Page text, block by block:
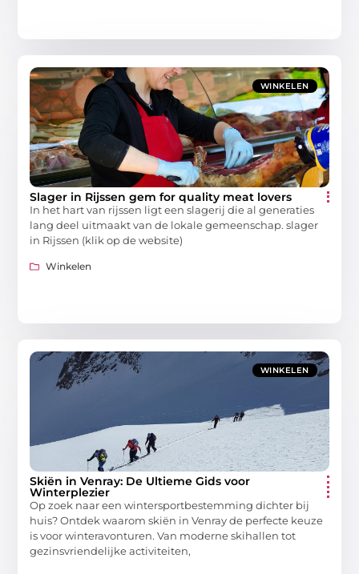
WINKELEN
Slager in Rijssen gem for quality meat lovers
In het hart van rijssen ligt een slagerij die al generaties
lang deel uitmaakt van de lokale gemeenschap. slager
in Rijssen (klik op de website)
Winkelen
WINKELEN
Skiën in Venray: De Ultieme Gids voor
Winterplezier
Op zoek naar een wintersportbestemming dichter bij
huis? Ontdek waarom skiën in Venray de perfecte keuze
is voor winteravonturen. Van moderne skihallen tot
gezinsvriendelijke activiteiten,